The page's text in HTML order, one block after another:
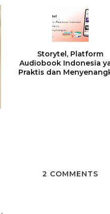
Storytel, Platform
Audiobook Indonesia
Praktis dan
2 COMMENTS